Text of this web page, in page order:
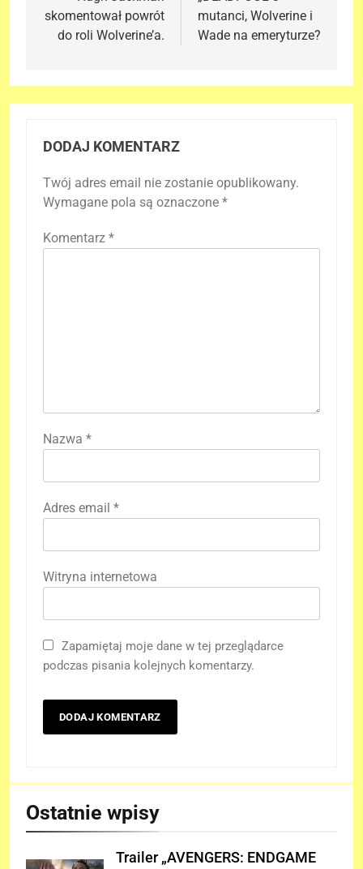
skomentował powrót
do roli Wolverine’a.
mutanci, Wolverine i
Wade na emeryturze?
DODAJ KOMENTARZ
Twój adres email nie zostanie opublikowany.
Wymagane pola są oznaczone *
Komentarz *
Nazwa *
Adres email *
Witryna internetowa
Zapamiętaj moje dane w tej przeglądarce
podczas pisania kolejnych komentarzy.
Ostatnie wpisy
Trailer „AVENGERS: ENDGAME